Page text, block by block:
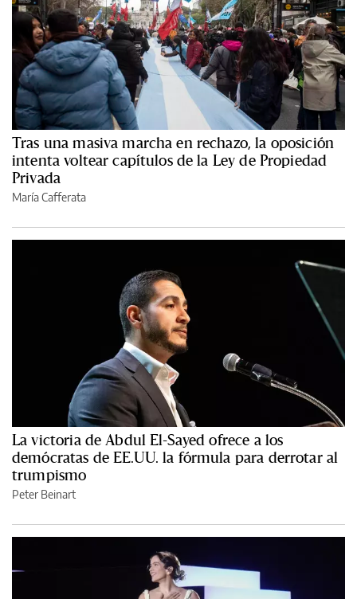
Tras una masiva marcha en rechazo, la oposición
intenta voltear capítulos de la Ley de Propiedad
Privada
María Cafferata
La victoria de Abdul El-Sayed ofrece a los
demócratas de EE.UU. la fórmula para derrotar al
trumpismo
Peter Beinart